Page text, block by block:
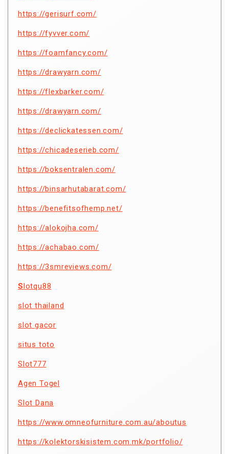
https://gerisurf.com/
https://fyvver.com/
https://foamfancy.com/
https://drawyarn.com/
https://flexbarker.com/
https://drawyarn.com/
https://declickatessen.com/
https://chicadeserieb.com/
https://boksentralen.com/
https://binsarhutabarat.com/
https://benefitsofhemp.net/
https://alokojha.com/
https://achabao.com/
https://3smreviews.com/
S lotqu88
slot thailand
slot gacor
situs toto
Slot777
Agen Togel
Slot Dana
https://www.omneofurniture.com.au/aboutus
https://kolektorskisistem.com.mk/portfolio/